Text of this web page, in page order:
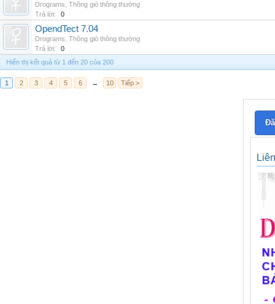
Drograms Thông gió thông thường
Trả lời:
0
OpendTect 7.04
Drograms Thông gió thông thường
Trả lời:
0
Hiển thị kết quả từ 1 đến 20 của 200
1 2 3 4 5 6 → 10 Tiếp >